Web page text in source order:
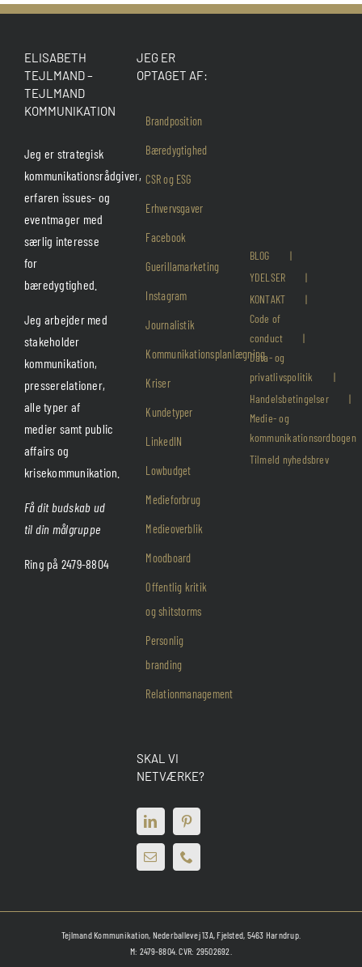
ELISABETH
TEJLMAND –
TEJLMAND
KOMMUNIKATION
Jeg er strategisk
kommunikationsrådgiver,
erfaren issues- og
eventmager med
særlig interesse
for
bæredygtighed.
Jeg arbejder med
stakeholder
kommunikation,
presserelationer,
alle typer af
medier samt public
affairs og
krisekommunikation.
Få dit budskab ud
til din målgruppe
Ring på 2479-8804
JEG ER
OPTAGET AF:
Brandposition
Bæredygtighed
CSR og ESG
Erhvervsgaver
Facebook
Guerillamarketing
Instagram
Journalistik
Kommunikationsplanlægning
Kriser
Kundetyper
LinkedIN
Lowbudget
Medieforbrug
Medieoverblik
Moodboard
Offentlig kritik
og shitstorms
Personlig
branding
Relationmanagement
SKAL VI
NETVÆRKE?
BLOG
YDELSER
KONTAKT
Code of
conduct
Data- og
privatlivspolitik
Handelsbetingelser
Medie- og
kommunikationsordbogen
Tilmeld nyhedsbrev
Tejlmand Kommunikation, Nederballevej 13A, Fjelsted, 5463 Harndrup.
M: 2479-8804. CVR: 29502692.